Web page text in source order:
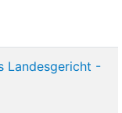
Landesgericht -